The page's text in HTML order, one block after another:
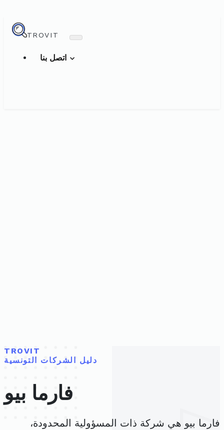
TROVIT
TROVIT
دليل الشركات التونسية
فارما بيو
فارما بيو هي شركة ذات المسؤولية المحدودة،